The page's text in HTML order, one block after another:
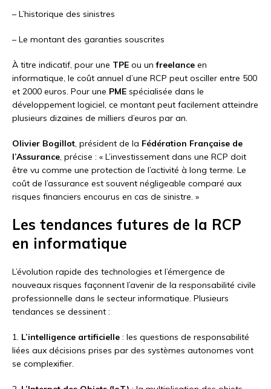
– L’historique des sinistres
– Le montant des garanties souscrites
À titre indicatif, pour une TPE ou unfreelance en
informatique, le coût annuel d’une RCP peut osciller entre 500
et 2000 euros. Pour une PME spécialisée dans le
développement logiciel, ce montant peut facilement atteindre
plusieurs dizaines de milliers d’euros par an.
Olivier Bogillot, président de la Fédération Française de
l’Assurance, précise : « L’investissement dans une RCP doit
être vu comme une protection de l’activité à long terme. Le
coût de l’assurance est souvent négligeable comparé aux
risques financiers encourus en cas de sinistre. »
Les tendances futures de la RCP
en informatique
L’évolution rapide des technologies et l’émergence de
nouveaux risques façonnent l’avenir de la responsabilité civile
professionnelle dans le secteur informatique. Plusieurs
tendances se dessinent :
1. L’intelligence artificielle : les questions de responsabilité
liées aux décisions prises par des systèmes autonomes vont
se complexifier.